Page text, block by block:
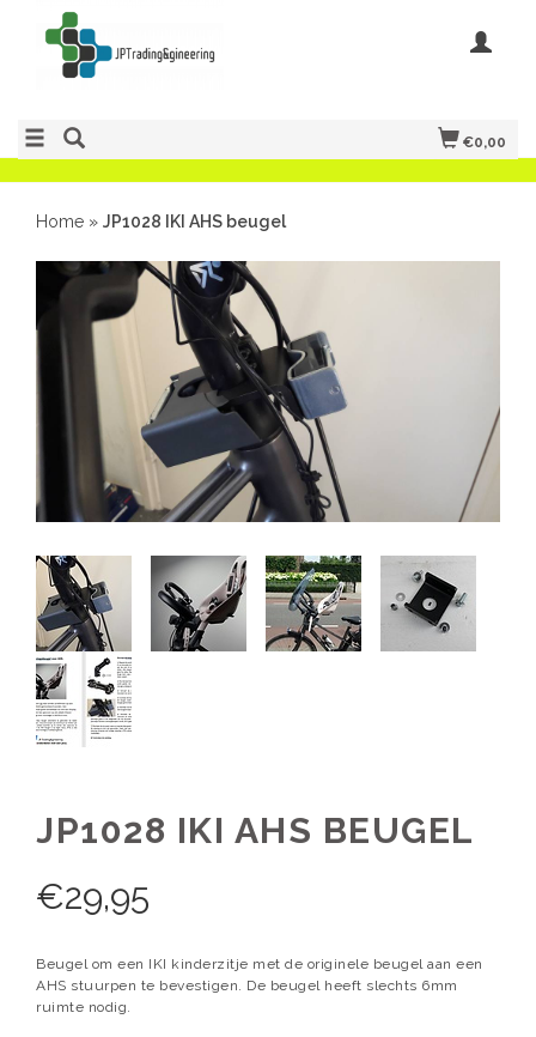
€0,00
Home » JP1028 IKI AHS beugel
JP1028 IKI AHS BEUGEL
€29,95
Beugel om een IKI kinderzitje met de originele beugel aan een
AHS stuurpen te bevestigen. De beugel heeft slechts 6mm
ruimte nodig.